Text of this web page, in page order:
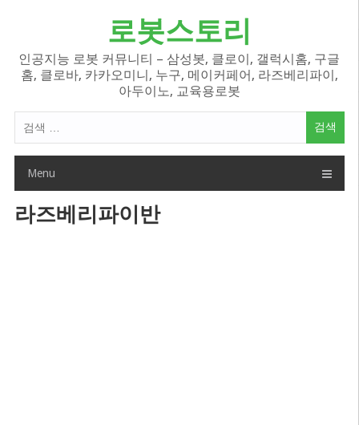
로봇스토리
인공지능 로봇 커뮤니티 – 삼성봇, 클로이, 갤럭시홈, 구글
홈, 클로바, 카카오미니, 누구, 메이커페어, 라즈베리파이,
아두이노, 교육용로봇
색
Menu
라즈베리파이반